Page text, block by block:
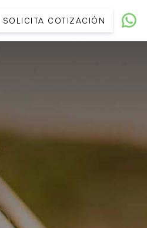
SOLICITA COTIZACIÓN